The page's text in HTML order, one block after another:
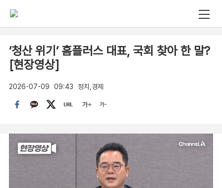
‘청산 위기’ 홈플러스 대표, 국회 찾아 한 말?
[현장영상]
2026-07-09 09:43 정치,경제